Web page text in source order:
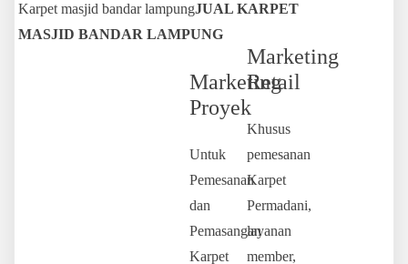
Karpet masjid bandar lampungJUAL KARPET
MASJID BANDAR LAMPUNG
Marketing
Retail
Khusus
pemesanan
Karpet
Permadani,
layanan
member,
Marketing
Proyek
Untuk
Pemesanan
dan
Pemasangan
Karpet